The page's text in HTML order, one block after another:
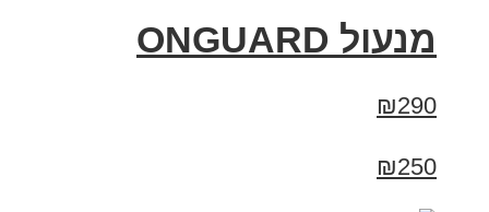
מנעול ONGUARD
₪290
₪250